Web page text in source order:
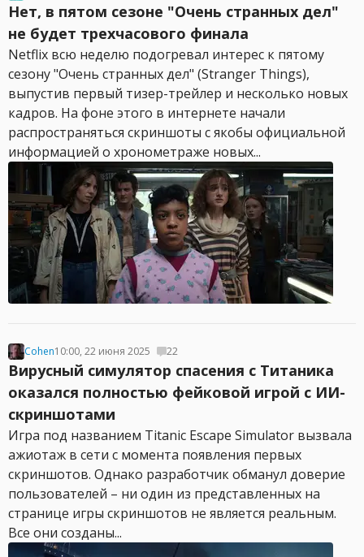
Нет, в пятом сезоне "Очень странных дел"
не будет трехчасового финала
Netflix всю неделю подогревал интерес к пятому
сезону "Очень странных дел" (Stranger Things),
выпустив первый тизер-трейлер и несколько новых
кадров. На фоне этого в интернете начали
распространяться скриншоты с якобы официальной
информацией о хронометраже новых...
Cohen10:00, 22 июня 2025 22
Вирусный симулятор спасения с Титаника
оказался полностью фейковой игрой с ИИ-
скриншотами
Игра под названием Titanic Escape Simulator вызвала
ажиотаж в сети с момента появления первых
скриншотов. Однако разработчик обманул доверие
пользователей – ни один из представленных на
странице игры скриншотов не является реальным.
Все они созданы...